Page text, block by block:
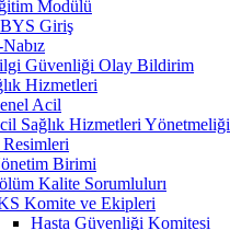
Modülü
Giriş
Güvenliği Olay Bildirim
Hizmetleri
Acil
Sağlık Hizmetleri Yönetmeliği
Resimleri
Birimi
Kalite Sorumlulurı
Komite ve Ekipleri
Hasta Güvenliği Komitesi